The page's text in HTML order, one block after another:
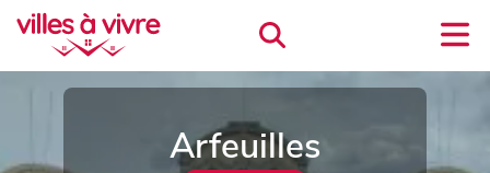
Arfeuilles